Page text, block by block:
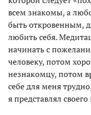
всем знакомы, а
быть откровенным,
любить себя.
начинать с
человеку, потом
незнакомцу, потом
себе для меня
я представлял своего